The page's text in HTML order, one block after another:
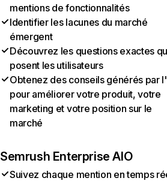
mentions de fonctionnalités
Identifier les lacunes du marché
émergent
Découvrez les questions exactes
posent les utilisateurs
Obtenez des conseils générés par
pour améliorer votre produit, votre
marketing et votre position sur le
marché
Semrush Enterprise AIO
Suivez chaque mention en temps